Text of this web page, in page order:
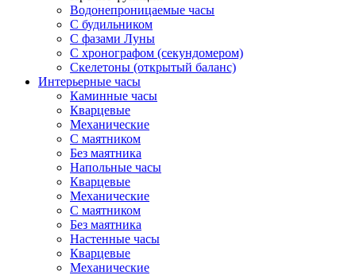
Водонепроницаемые часы
С будильником
С фазами Луны
С хронографом (секундомером)
Скелетоны (открытый баланс)
Интерьерные часы
Каминные часы
Кварцевые
Механические
С маятником
Без маятника
Напольные часы
Кварцевые
Механические
С маятником
Без маятника
Настенные часы
Кварцевые
Механические